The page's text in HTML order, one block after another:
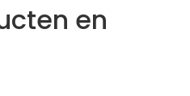
en